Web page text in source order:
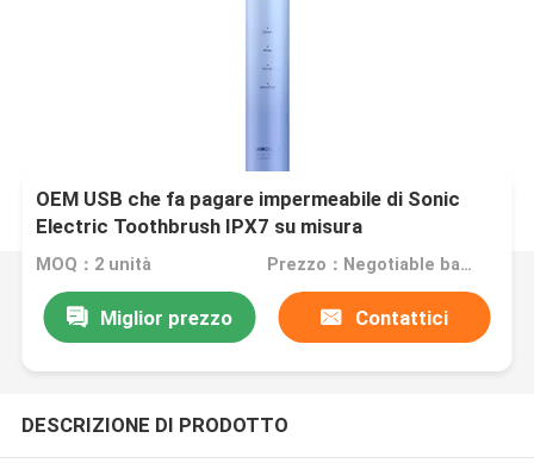
OEM USB che fa pagare impermeabile di Sonic
Electric Toothbrush IPX7 su misura
MOQ：2 unità Prezzo：Negotiable based on order lot quantity
Miglior prezzo Contattici
DESCRIZIONE DI PRODOTTO